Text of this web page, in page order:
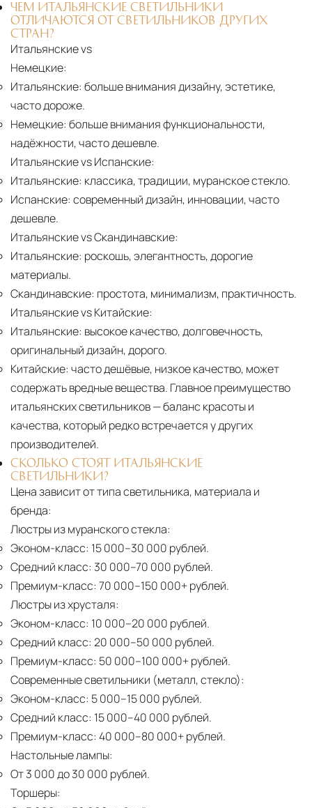
ЧЕМ ИТАЛЬЯНСКИЕ СВЕТИЛЬНИКИ
ОТЛИЧАЮТСЯ ОТ СВЕТИЛЬНИКОВ ДРУГИХ
СТРАН?
Итальянские vs
Немецкие:
Итальянские: больше внимания дизайну, эстетике,
часто дороже.
Немецкие: больше внимания функциональности,
надёжности, часто дешевле.
Итальянские vs Испанские:
Итальянские: классика, традиции, муранское стекло.
Испанские: современный дизайн, инновации, часто
дешевле.
Итальянские vs Скандинавские:
Итальянские: роскошь, элегантность, дорогие
материалы.
Скандинавские: простота, минимализм, практичность.
Итальянские vs Китайские:
Итальянские: высокое качество, долговечность,
оригинальный дизайн, дорого.
Китайские: часто дешёвые, низкое качество, может
содержать вредные вещества. Главное преимущество
итальянских светильников — баланс красоты и
качества, который редко встречается у других
производителей.
СКОЛЬКО СТОЯТ ИТАЛЬЯНСКИЕ
СВЕТИЛЬНИКИ?
Цена зависит от типа светильника, материала и
бренда:
Люстры из муранского стекла:
Эконом-класс: 15 000–30 000 рублей.
Средний класс: 30 000–70 000 рублей.
Премиум-класс: 70 000–150 000+ рублей.
Люстры из хрусталя:
Эконом-класс: 10 000–20 000 рублей.
Средний класс: 20 000–50 000 рублей.
Премиум-класс: 50 000–100 000+ рублей.
Современные светильники (металл, стекло):
Эконом-класс: 5 000–15 000 рублей.
Средний класс: 15 000–40 000 рублей.
Премиум-класс: 40 000–80 000+ рублей.
Настольные лампы:
От 3 000 до 30 000 рублей.
Торшеры: